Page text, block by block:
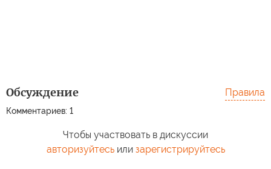
Обсуждение
Комментариев: 1
Правила
Чтобы участвовать в дискуссии
авторизуйтесьили зарегистрируйтесь